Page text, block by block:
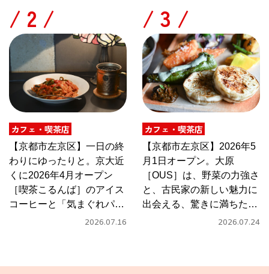
/
カフェ・喫茶店
【京都市左京区】一日の終
わりにゆったりと。京大近
くに2026年4月オープン
［喫茶こるんば］のアイス
コーヒーと「気まぐれパス
2026.07.16
/
カフェ・喫茶店
【京都市左京区】2026年5
月1日オープン。大原
［OUS］は、野菜の力強さ
と、古民家の新しい魅力に
出会える、驚きに満ちたカ
2026.07.24